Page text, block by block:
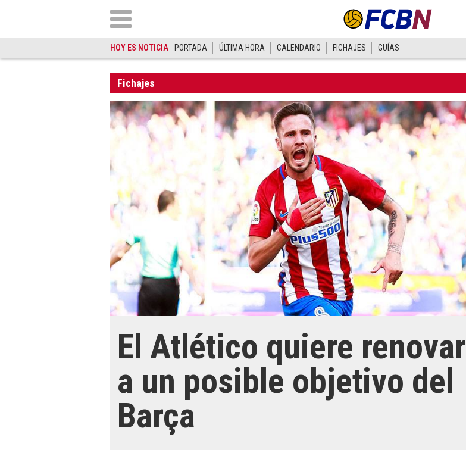
HOY ES NOTICIA PORTADA ÚLTIMA HORA CALENDARIO FICHAJES GUÍAS
Fichajes
El Atlético quiere renovar
a un posible objetivo del
Barça